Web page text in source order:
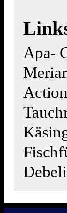
Apa-